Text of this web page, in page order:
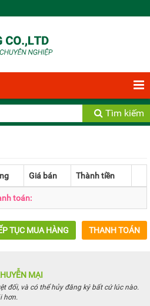
Tìm kiếm
Giá bán Thành tiền
toán:
THANH TOÁN
TỤC MUA HÀNG
MẠI
đối, và có thể hủy đăng ký bất cứ lúc nào.
hơn.